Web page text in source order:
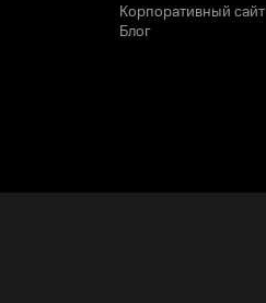
Корпоративный сайт
Блог